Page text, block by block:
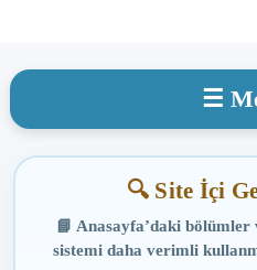
☰
🔍 Site İçi
📘 Anasayfa’daki bölümler
sistemi daha verimli